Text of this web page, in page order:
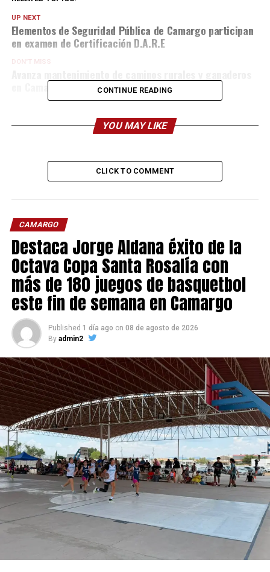
UP NEXT
Elementos de Seguridad Pública de Camargo participan
en examen de Certificación D.A.R.E
DON'T MISS
en Camargo: Pedro AcostaCONTINUE READING
YOU MAY LIKE
CLICK TO COMMENT
CAMARGO
Destaca Jorge Aldana éxito de la
Octava Copa Santa Rosalía con
más de 180 juegos de basquetbol
este fin de semana en Camargo
Published 1 día ago on 08 de agosto de 2026
By admin2